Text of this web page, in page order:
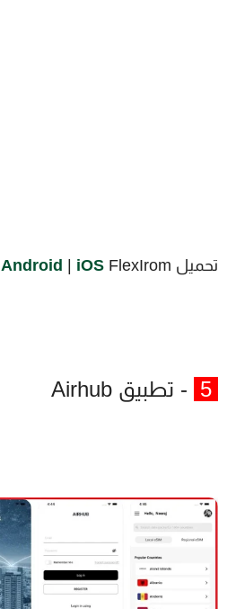
تحميل Android iOS FlexIrom
- تطبيق Airhub